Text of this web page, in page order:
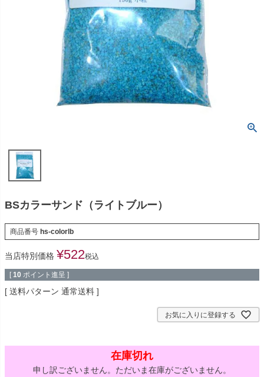
BSカラーサンド（ライトブルー）
商品番号 hs-colorlb
当店特別価格 ¥522税込
[ 10 ポイント進呈 ]
送料パターン 通常送料
お気に入りに登録する
在庫切れ
申し訳ございません。ただいま在庫がございません。